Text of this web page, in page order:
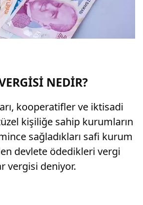
NEDİR?
kooperatifler ve iktisadi
kişiliğe sahip kurumların
sağladıkları safi kurum
devlete ödedikleri vergi
vergisi deniyor.